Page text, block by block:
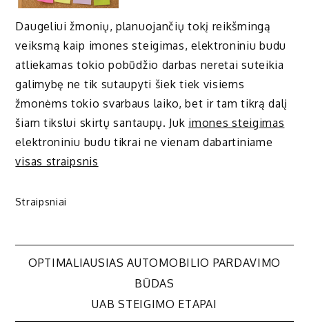
Daugeliui žmonių, planuojančių tokį reikšmingą
veiksmą kaip imones steigimas, elektroniniu budu
atliekamas tokio pobūdžio darbas neretai suteikia
galimybę ne tik sutaupyti šiek tiek visiems
žmonėms tokio svarbaus laiko, bet ir tam tikrą dalį
šiam tikslui skirtų santaupų. Juk imones steigimas
elektroniniu budu tikrai ne vienam dabartiniame
visas straipsnis
Straipsniai
Navigacija
OPTIMALIAUSIAS AUTOMOBILIO PARDAVIMO
BŪDAS
UAB STEIGIMO ETAPAI